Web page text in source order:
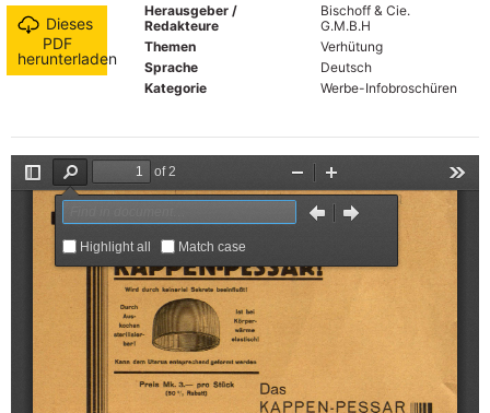
Dieses
PDF
herunterladen
Herausgeber /
Redakteure
Bischoff & Cie.
G.M.B.H
Themen
Verhütung
Sprache
Deutsch
Kategorie
Werbe-Infobroschüren